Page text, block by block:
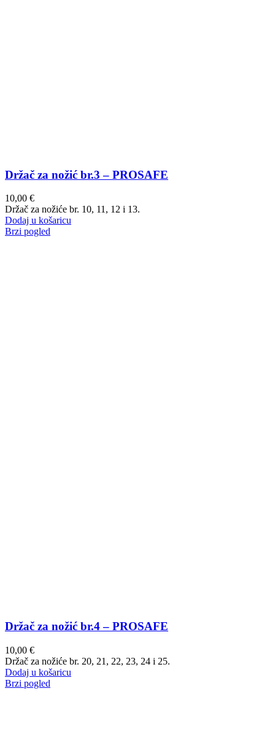
Držač za nožić br.3 – PROSAFE
10,00 €
Držač za nožiće br. 10, 11, 12 i 13.
Dodaj u košaricu
Brzi pogled
Držač za nožić br.4 – PROSAFE
10,00 €
Držač za nožiće br. 20, 21, 22, 23, 24 i 25.
Dodaj u košaricu
Brzi pogled